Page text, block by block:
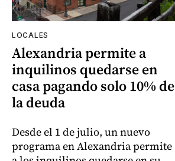
LOCALES
Alexandria permite a
inquilinos quedarse en
casa pagando solo 10% de
la deuda
Desde el 1 de julio, un nuevo
programa en Alexandria permite